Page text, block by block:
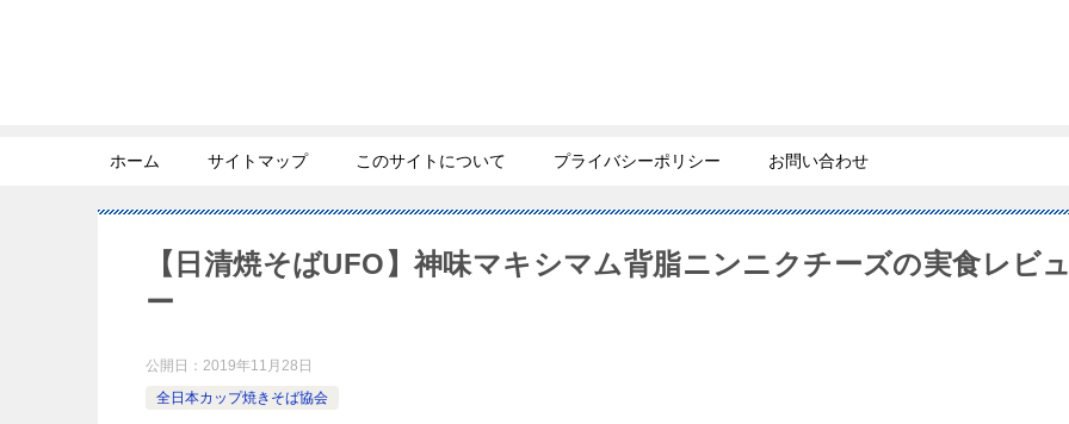
ホーム サイトマップ このサイトについて プライバシーポリシー お問い合わせ
【日清焼そばUFO】神味マキシマム背脂ニンニクチーズの実食レビュ
ー
公開日： 2019年11月28日
全日本カップ焼きそば協会